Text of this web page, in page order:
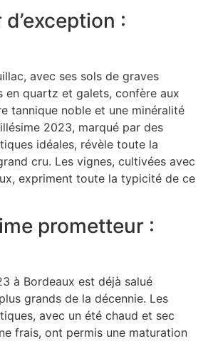
:
avec ses sols de graves
en quartz et galets, confère aux
tannique noble et une minéralité
2023, marqué par des
idéales, révèle toute la
cru. Les vignes, cultivées avec
expriment toute la typicité de ce
prometteur :
à Bordeaux est déjà salué
grands de la décennie. Les
avec un été chaud et sec
frais, ont permis une maturation